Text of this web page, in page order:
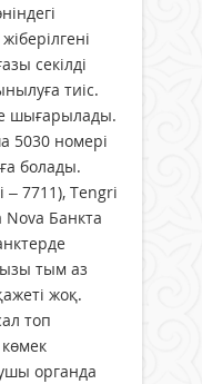
секілді
тиіс.
шығарылады.
5030 номері
болады.
– 7711), Tengri
Nova Банкта
тым аз
жоқ.
топ
көмек
органда